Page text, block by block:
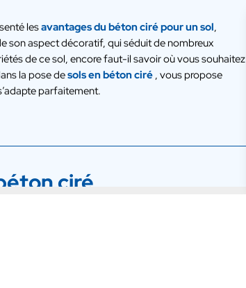
lesavantages du béton ciré pour un sol,
son aspect décoratif, qui séduit de nombreux
de ce sol, encore faut-il savoir où vous souhaitez
la pose desols en béton ciré , vous propose
parfaitement.
ciré